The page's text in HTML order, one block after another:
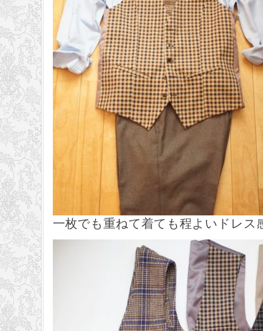
一枚でも重ねて着ても程よいドレス